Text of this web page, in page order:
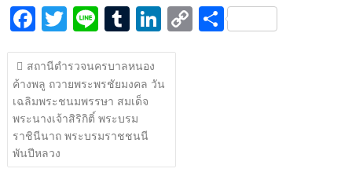
F
ac
e
b
o
o
k
T
w
itt
er
Li
n
e
T
u
m
bl
r
Li
n
e
C S
แนะแนว
เรื่อง
สถานีตำรวจนครบาลหนอง
ค้างพลู ถวายพระพรชัยมงคล วัน
เฉลิมพระชนมพรรษา สมเด็จ
พระนางเจ้าสิริกิติ์ พระบรม
ราชินีนาถ พระบรมราชชนนี
พันปีหลวง